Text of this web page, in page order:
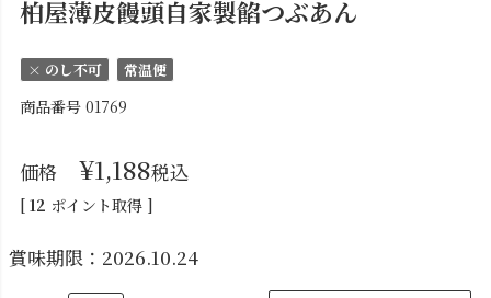
柏屋薄皮饅頭自家製餡つぶあん
× のし不可 常温便
商品番号 01769
価格 ¥1,188税込
[ 12 ポイント取得 ]
賞味期限：2026.10.24